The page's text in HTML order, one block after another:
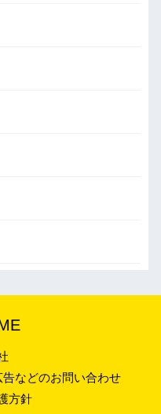
などのお問い合わせ
方針